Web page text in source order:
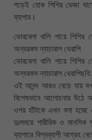
পড়েই হোক শিশির ভেজা
ব্যাপার।
ভোরবেলা খালি পায়ে
অন্যরকম ন্যাচারাল থেরাপি
ভোরবেলা খালি পায়ে
অন্যরকম ন্যাচারাল
এই আনন্দ আরও বেড়ে যায় যখন
বিশেষভাবে আলোচনায় উঠে
ওপর হাঁটাকে এখন বলা হচ্ছে
দুঃসময়ে শারীরিক ও মানসিক
ব্যাপারে বিশ্বব্যাপী আগ্রহ